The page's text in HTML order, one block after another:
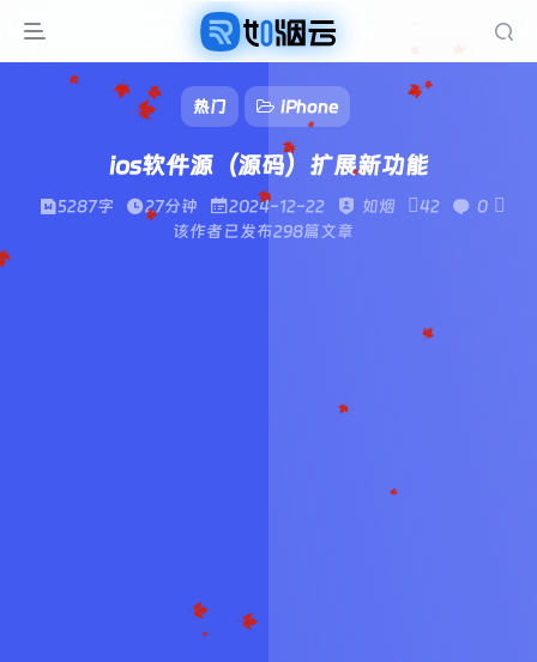
热门 iPhone
ios软件源（源码）扩展新功能
5287字 27分钟 2024-12-22 如烟 42
0
该作者已发布298篇文章